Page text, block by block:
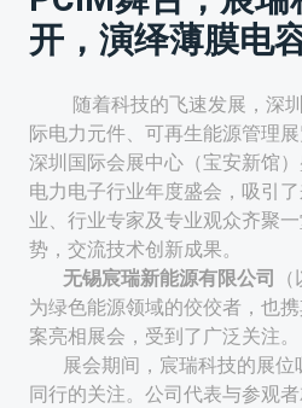
开，演绎薄膜电
随着科技的飞速发展，深
际电力元件、可再生能源管理
深圳国际会展中心（宝安新馆
电力电子行业年度盛会，吸引
业、行业专家及专业观众齐聚
势，交流技术创新成果。
无锡宸瑞新能源有限公司
为绿色能源领域的佼佼者，也
案亮相展会，受到了广泛关注。
展会期间，宸瑞科技的展
同行的关注。公司代表与参观者